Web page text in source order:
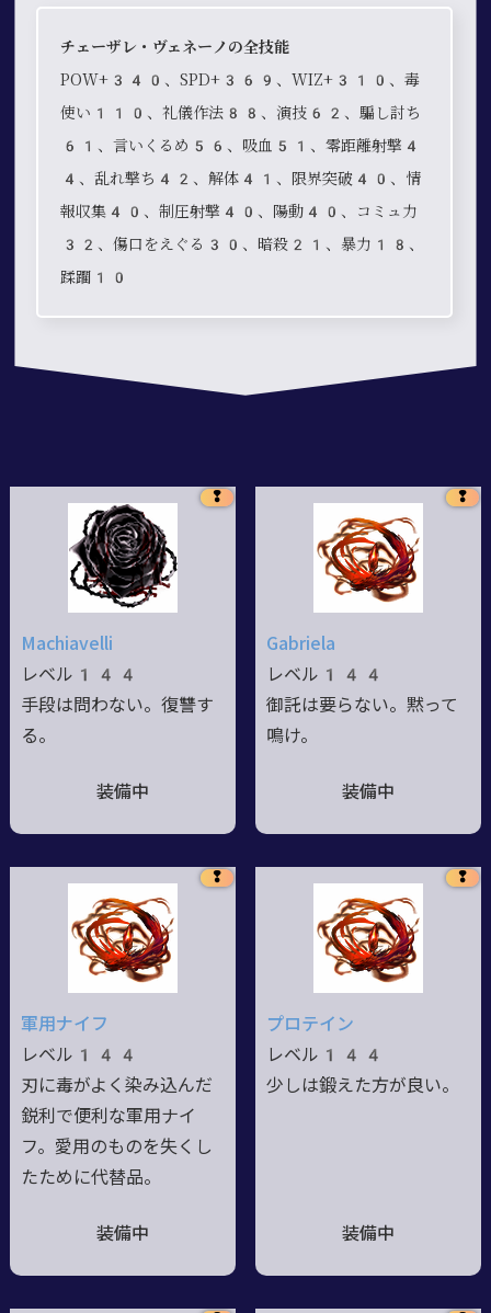
チェーザレ・ヴェネーノの全技能
POW+340、SPD+369、WIZ+310、毒
使い110、礼儀作法88、演技62、騙し討ち
61、言いくるめ56、吸血51、零距離射撃4
4、乱れ撃ち42、解体41、限界突破40、情
報収集40、制圧射撃40、陽動40、コミュ力
32、傷口をえぐる30、暗殺21、暴力18、
蹂躙10
❢
Machiavelli
レベル144
手段は問わない。復讐す
る。
装備中
❢
Gabriela
レベル144
御託は要らない。黙って
鳴け。
装備中
❢
軍用ナイフ
レベル144
刃に毒がよく染み込んだ
鋭利で便利な軍用ナイ
フ。愛用のものを失くし
たために代替品。
装備中
❢
プロテイン
レベル144
少しは鍛えた方が良い。
装備中